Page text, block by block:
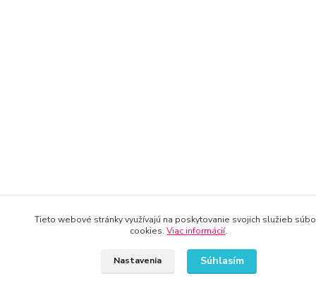
Tieto webové stránky využívajú na poskytovanie svojich služieb
cookies.Viac informácií.
Nastavenia Súhlasím